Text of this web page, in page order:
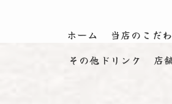
ホーム 当店のこだ
その他ドリンク
店